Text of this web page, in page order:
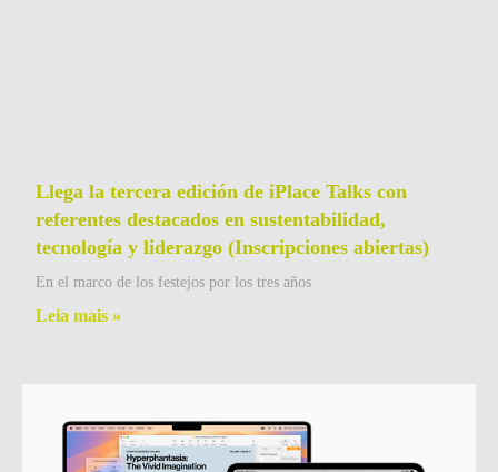
Llega la tercera edición de iPlace Talks con
referentes destacados en sustentabilidad,
tecnología y liderazgo (Inscripciones abiertas)
En el marco de los festejos por los tres años
Leia mais »